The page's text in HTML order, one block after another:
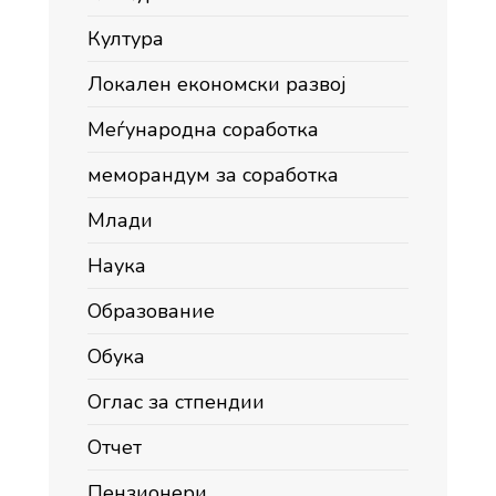
Култура
Локален економски развој
Меѓународна соработка
меморандум за соработка
Млади
Наука
Образование
Обука
Оглас за стпендии
Отчет